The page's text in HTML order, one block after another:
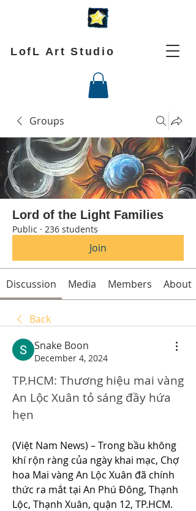
LofL Art Studio
Groups
Lord of the Light Families
Public · 236 students
Join
Discussion Media Members About
Back
Snake Boon
December 4, 2024
TP.HCM: Thương hiệu mai vàng
An Lộc Xuân tỏ sáng đầy hứa
hẹn
(Việt Nam News) – Trong bầu không
khí rộn ràng của ngày khai mạc, Chợ
hoa Mai vàng An Lộc Xuân đã chính
thức ra mắt tại An Phú Đông, Thạnh